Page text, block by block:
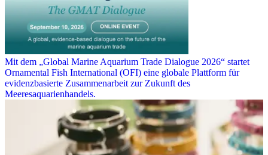
Mit dem „Global Marine Aquarium Trade Dialogue 2026“ startet
Ornamental Fish International (OFI) eine globale Plattform für
evidenzbasierte Zusammenarbeit zur Zukunft des
Meeresaquarienhandels.